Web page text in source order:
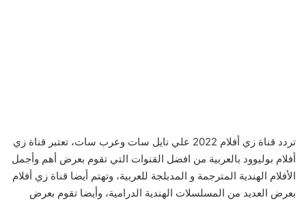
تردد قناة زي أفلام 2022 علي نايل سات وعرب سات، تعتبر قناة زي
أفلام بوليوود بالعربية من افضل القنوات التي تقوم بعرض أهم وأجمل
الأفلام الهندية المترجمة و المدبلجة للعربية، وتهتم أيضا قناة زي أفلام
بعرض العديد من المسلسلات الهندية الدرامية، وأيضا تقوم بعرض